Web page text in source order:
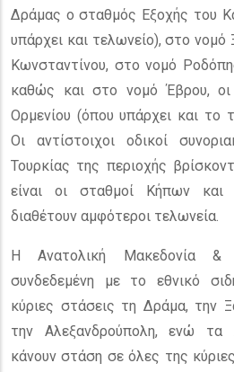
Δράμας ο σταθμός Εξοχής του
υπάρχει και τελωνείο), στο
Κωνσταντίνου, στο νομό
καθώς και στο νομό Έβρου, οι
Ορμενίου (όπου υπάρχει και το
Οι αντίστοιχοι οδικοί
Τουρκίας της περιοχής
είναι οι σταθμοί Κήπων και
διαθέτουν αμφότεροι τελωνεία.
Η Ανατολική Μακεδονία &
συνδεδεμένη με το εθνικό
κύριες στάσεις τη Δράμα, την
την Αλεξανδρούπολη, ενώ
κάνουν στάση σε όλες της